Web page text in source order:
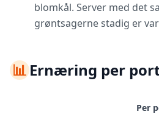
blomkål. Server med det
grøntsagerne stadig er
📊Ernæring per
Per